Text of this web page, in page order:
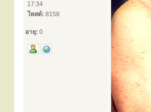
17:34
โพสต์: 8158
อายุ: 0